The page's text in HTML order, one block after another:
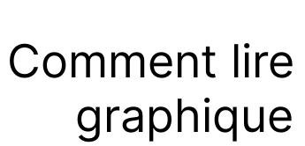
Comment lire
graphique